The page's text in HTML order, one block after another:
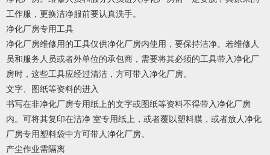
工作服，更换洁净服前要认真洗手。
净化厂房专用工具
净化厂房维修用的工具仅供净化厂房内使用，要保持洁净。若维修人
员和服务人员或者外单位的承包商，需要将其必须的工具带入净化厂
房时，这些工具应经过清洁，方可带入净化厂房。
文字、图纸等资料的进入
书写在非净化厂房专用纸上的文字或图纸等资料不得带入净化厂房
内。可将其复印在洁净 室专用纸上，或者覆以塑料膜，或者放人净化
厂房专用塑料袋中方可带人净化厂房。
产尘作业需隔离